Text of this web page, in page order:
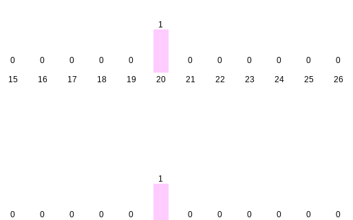
0
15
0
16
0
17
0
18
0
19
1
20
0
21
0
22
0
23
0
24
0
25
0
26
0
0
0
0
0
1
0
0
0
0
0
0